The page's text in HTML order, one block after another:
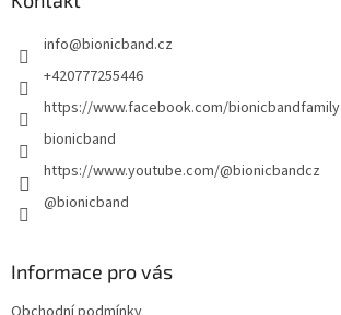
info@bionicband.cz
+420777255446
https://www.facebook.com/bionicbandfamily
bionicband
https://www.youtube.com/@bionicbandcz
@bionicband
Informace pro vás